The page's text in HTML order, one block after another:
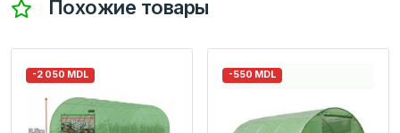
Похожие товары
-2 050 MDL -550 MDL